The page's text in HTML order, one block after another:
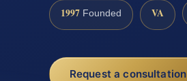
1997 Founded VA
Request a consultation